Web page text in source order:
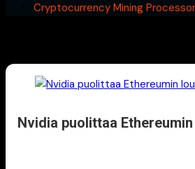
Cryptocurrency Mining Processor
Nvidia puolittaa